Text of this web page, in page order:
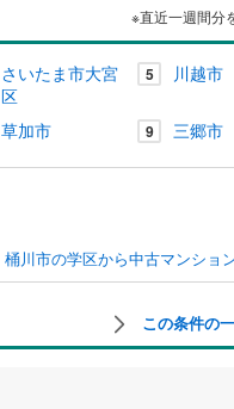
※直近一週間分
さいたま市大宮
区
5 川越市
草加市 9 三郷市
桶川市の学区から中古マンショ
この条件の